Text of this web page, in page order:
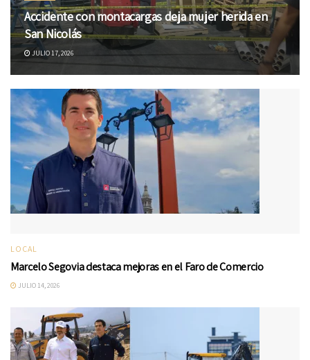
Accidente con montacargas deja mujer herida en
San Nicolás
JULIO 17, 2026
LOCAL
Marcelo Segovia destaca mejoras en el Faro de Comercio
JULIO 14, 2026